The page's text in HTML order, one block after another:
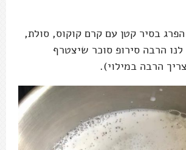
בסיר קטן עם קרם קוקוס, סולת,
הרבה סירופ סוכר שיצטרף
הרבה במילוי).